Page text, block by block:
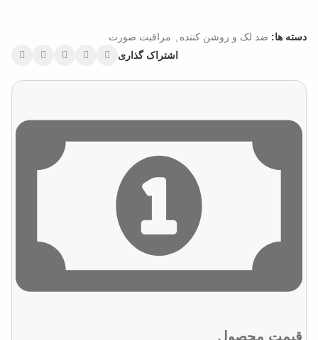
دسته ها: ضد لک و روشن کننده
مراقبت صورت
اشتراک گذاری
قیمت محصول